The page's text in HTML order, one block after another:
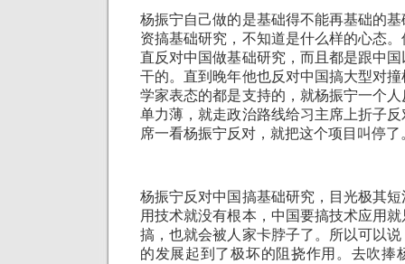
杨振宁自己做的是基础得不能再基础的
资搞基础研究，不知道是什么样的心态
直反对中国做基础研究，而且都是跟中
干的。直到晚年他也反对中国搞大型对
学家表态的都是支持的，就杨振宁一个
单力薄，就走政治路线给习主席上折子
席一看杨振宁反对，就把这个项目叫停了
杨振宁反对中国搞基础研究，目光极其
用技术就没有根本，中国要搞技术应用
搞，也就会被人家卡脖子了。所以可以
的发展起到了极坏的阻挠作用。去吹捧